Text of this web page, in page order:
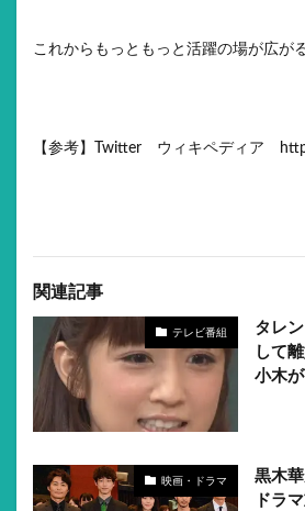
これからもっともっと活躍の場が広が
【参考】Twitter ウィキペディア
関連記事
テレビ番組
タレ
して
小木
映画・ドラマ
黒木
ドラ